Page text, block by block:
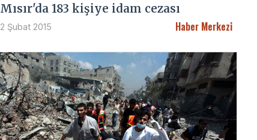
Mısır'da 183 kişiye idam cezası
2 Şubat 2015 Haber Merkezi